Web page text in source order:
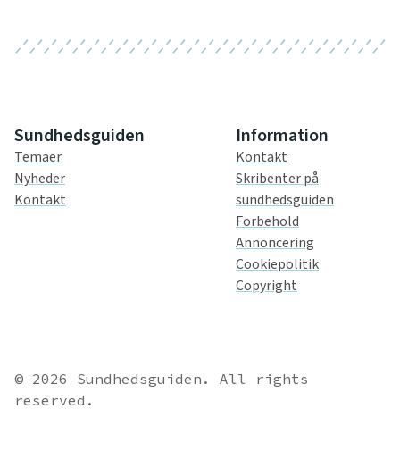
Sundhedsguiden
Temaer
Nyheder
Kontakt
Information
Kontakt
Skribenter på
sundhedsguiden
Forbehold
Annoncering
Cookiepolitik
Copyright
© 2026 Sundhedsguiden. All rights
reserved.